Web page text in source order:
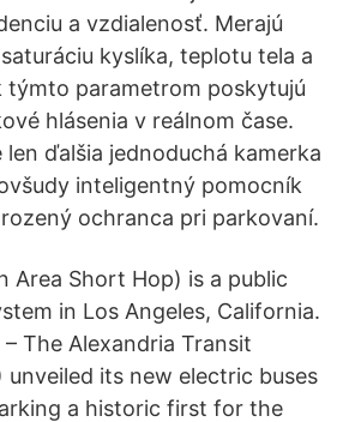
a vzdialenosť. Merajú
kyslíka, teplotu tela a
týmto parametrom poskytujú
hlásenia v reálnom čase.
len ďalšia jednoduchá kamerka
inteligentný pomocník
ochranca pri parkovaní.
Area Short Hop) is a public
in Los Angeles, California.
– The Alexandria Transit
unveiled its new electric buses
a historic first for the